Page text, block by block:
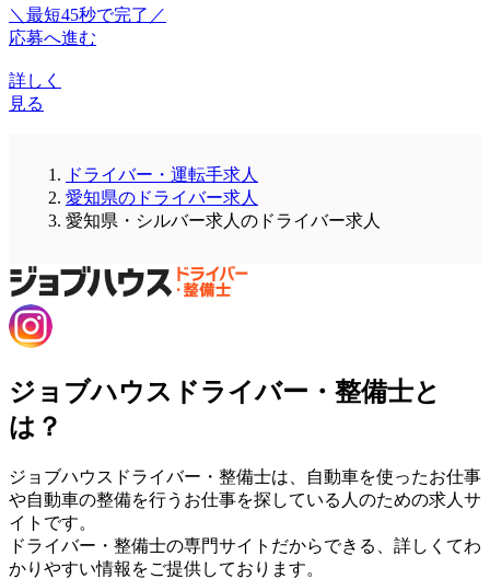
＼最短45秒で完了／
応募へ進む
詳しく
見る
ドライバー・運転手求人
愛知県のドライバー求人
愛知県・シルバー求人のドライバー求人
ジョブハウスドライバー・整備士と
は？
ジョブハウスドライバー・整備士は、自動車を使ったお仕事
や自動車の整備を行うお仕事を探している人のための求人サ
イトです。
ドライバー・整備士の専門サイトだからできる、詳しくてわ
かりやすい情報をご提供しております。